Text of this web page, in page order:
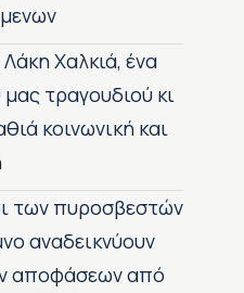
Χαλκιά, ένα
τραγουδιού κι
κοινωνική και
των πυροσβεστών
αναδεικνύουν
αποφάσεων από